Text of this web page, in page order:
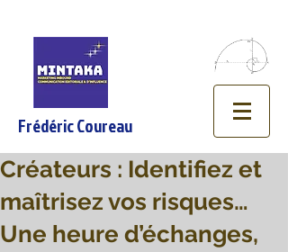
Frédéric Coureau
Créateurs : Identifiez et
maîtrisez vos risques…
Une heure d’échanges,